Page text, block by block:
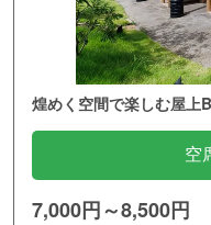
煌めく空間で楽しむ屋上
空
7,000円～8,500円